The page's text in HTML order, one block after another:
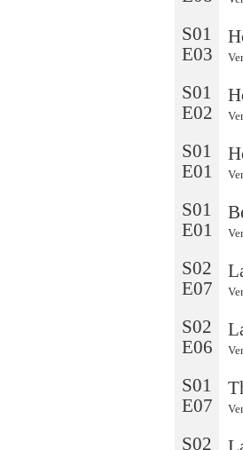
S01
E03
S01
E02
S01
E01
S01
E01
S02
E07
S02
E06
S01
E07
S02